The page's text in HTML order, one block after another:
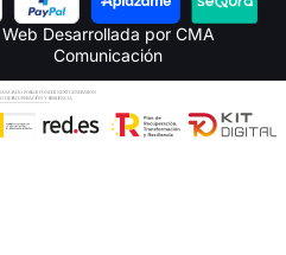
Web Desarrollada por CMA
Comunicación